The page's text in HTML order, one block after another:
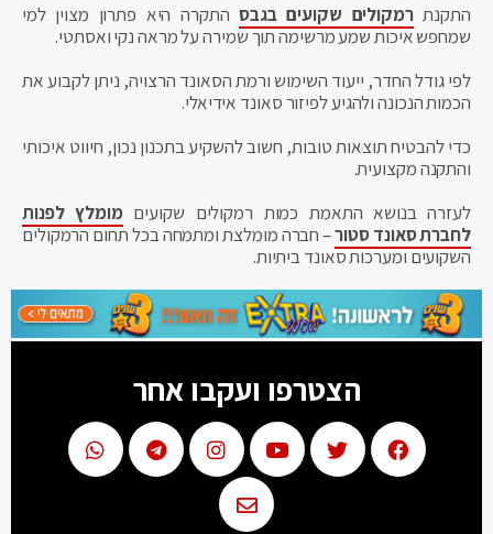
התקנתרמקולים שקועים בגבסהתקרה היא פתרון מצוין למי
שמחפש איכות שמע מרשימה תוך שמירה על מראה נקי ואסתטי.
לפי גודל החדר, ייעוד השימוש ורמת הסאונד הרצויה, ניתן לקבוע את
הכמות הנכונה ולהגיע לפיזור סאונד אידיאלי.
כדי להבטיח תוצאות טובות, חשוב להשקיע בתכנון נכון, חיווט איכותי
והתקנה מקצועית.
לעזרה בנושא התאמת כמות רמקולים שקועים מומלץ לפנות
לחברת סאונד סטור– חברה מומלצת ומתמחה בכל תחום הרמקולים
השקועים ומערכות סאונד ביתיות.
הצטרפו ועקבו אחר